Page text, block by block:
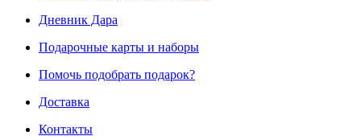
Дневник Дара
Подарочные карты и наборы
Помочь подобрать подарок?
Доставка
Контакты